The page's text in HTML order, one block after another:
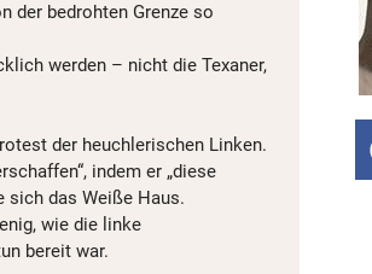
der bedrohten Grenze so
werden – nicht die Texaner,
der heuchlerischen Linken.
indem er „diese
sich das Weiße Haus.
wie die linke
bereit war.